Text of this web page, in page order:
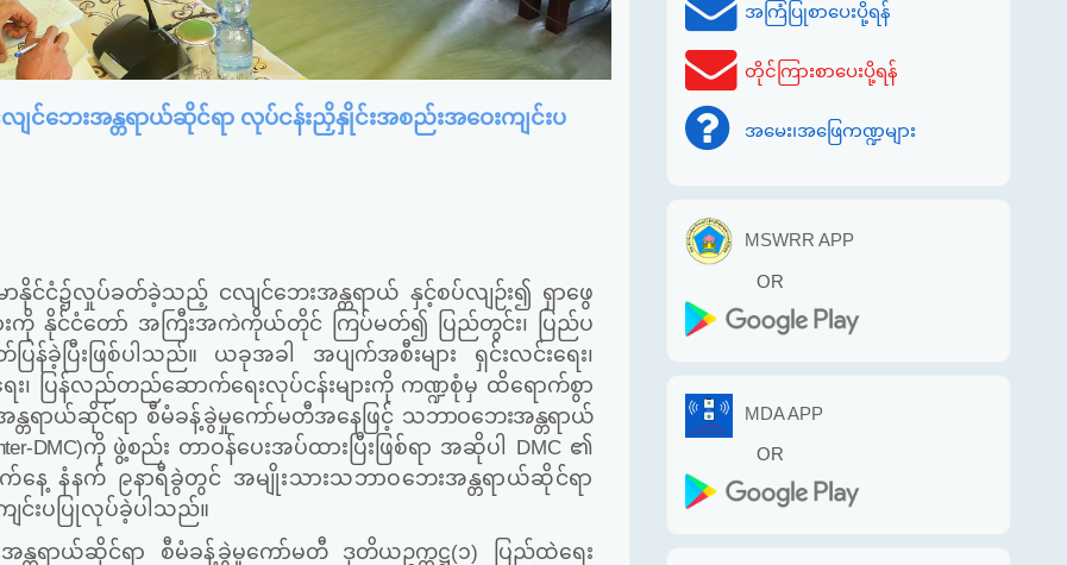
င်ဘေးအန္တရာယ်ဆိုင်ရာ လုပ်ငန်းညှိနှိုင်းအစည်းအဝေးကျင်းပ
နိုင်ငံ၌လှုပ်ခတ်ခဲ့သည့် ငလျင်ဘေးအန္တရာယ် နှင့်စပ်လျဉ်း၍ ရှာဖွေ
ားကို နိုင်ငံတော် အကြီးအကဲကိုယ်တိုင် ကြပ်မတ်၍ ပြည်တွင်း၊ ပြည်ပ
န်ခဲ့ပြီးဖြစ်ပါသည်။ ယခုအခါ အပျက်အစီးများ ရှင်းလင်းရေး၊
ေး၊ ပြန်လည်တည်ဆောက်ရေးလုပ်ငန်းများကို ကဏ္ဍစုံမှ ထိရောက်စွာ
ရာယ်ဆိုင်ရာ စီမံခန့်ခွဲမှုကော်မတီအနေဖြင့် သဘာဝဘေးအန္တရာယ်
DMC)ကို ဖွဲ့စည်း တာဝန်ပေးအပ်ထားပြီးဖြစ်ရာ အဆိုပါ DMC ၏
နေ့ နံနက် ၉နာရီခွဲတွင် အမျိုးသားသဘာဝဘေးအန္တရာယ်ဆိုင်ရာ
ျင်းပပြုလုပ်ခဲ့ပါသည်။
တရာယ်ဆိုင်ရာ စီမံခန့်ခွဲမှုကော်မတီ ဒုတိယဥက္ကဋ္ဌ(၁)
ပြည်ထဲရေး
အကြံပြုစာပေးပို့ရန်
တိုင်ကြားစာပေးပို့ရန်
အမေး၊အဖြေကဏ္ဍများ
MSWRR APP
OR
MDA APP
OR